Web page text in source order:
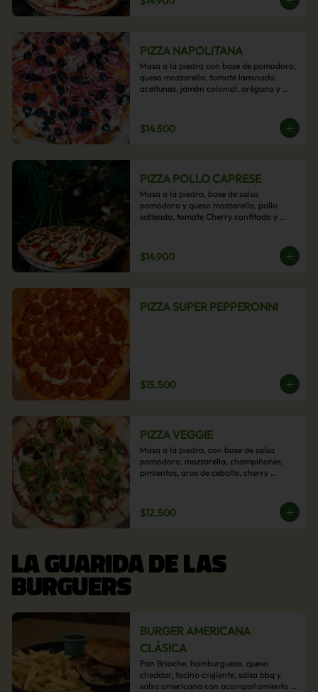
PIZZA NAPOLITANA
Masa a la piedra con base de pomodoro,
queso mozzarella, tomate laminado,
aceitunas, jamón colonial, orégano y
$14.500
PIZZA POLLO CAPRESE
Masa a la piedra, base de salsa
pomodoro y queso mozzarella, pollo
salteado, tomate Cherry confitado y
$14.900
PIZZA SUPER PEPPERONNI
$15.500
PIZZA VEGGIE
Masa a la piedra, con base de salsa
pomodoro, mozzarella, champiñones,
pimientos, aros de cebolla, cherry
$12.500
LA GUARIDA DE LAS
BURGUERS
BURGER AMERICANA
CLÁSICA
Pan Brioche, hamburguesa, queso
cheddar, tocino crujiente, salsa bbq y
salsa americana con acompañamiento